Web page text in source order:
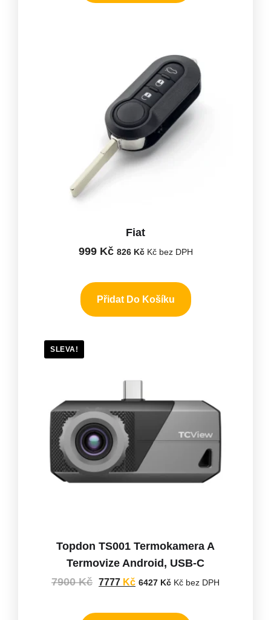
Fiat
999 Kč 826 KčKč bez DPH
Přidat Do Košíku
SLEVA!
Topdon TS001 Termokamera A
Termovize Android, USB-C
7900Kč 7777 Kč 6427 Kč Kč bez DPH